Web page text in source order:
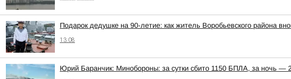
Подарок дедушке на 90-летие: как житель Воробьевского района
13:08
Юрий Баранчик: Минобороны: за сутки сбито 1150 БПЛА, за ночь —